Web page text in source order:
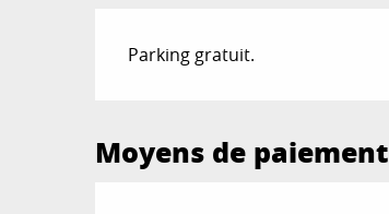
Parking gratuit.
Moyens de paiement